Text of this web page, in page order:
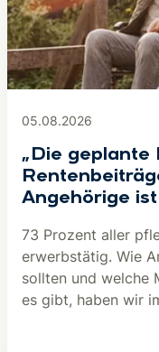
05.08.2026
„Die geplante
Angehörige
73 Prozent aller
erwerbstätig. Wie
sollten und welche
es gibt, haben wir